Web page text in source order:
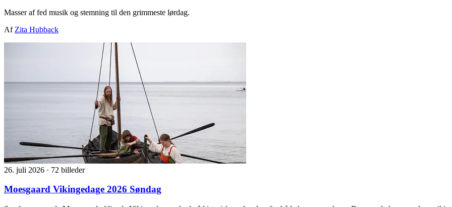
Masser af fed musik og stemning til den grimmeste lørdag.
Af Zita Hubback
26. juli 2026 · 72 billeder
Moesgaard Vikingedage 2026 Søndag